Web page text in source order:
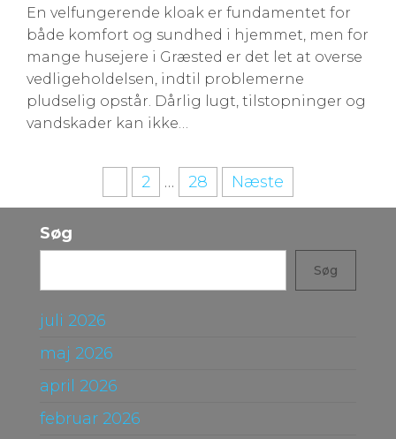
En velfungerende kloak er fundamentet for
både komfort og sundhed i hjemmet, men for
mange husejere i Græsted er det let at overse
vedligeholdelsen, indtil problemerne
pludselig opstår. Dårlig lugt, tilstopninger og
vandskader kan ikke…
Indlægsinddeling
2 … 28 Næste
Søg
Søg
juli 2026
maj 2026
april 2026
februar 2026